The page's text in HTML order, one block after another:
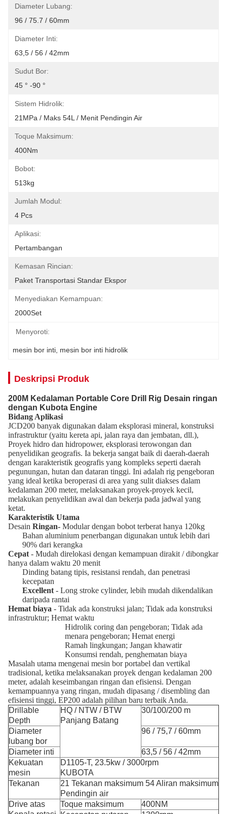
Diameter Lubang:
96 / 75.7 / 60mm
Diameter Inti:
63,5 / 56 / 42mm
Sudut Bor:
45 ° -90 °
Sistem Hidrolik:
21MPa / Maks 54L / Menit Pendingin Air
Toque Maksimum:
400Nm
Bobot:
513kg
Jumlah Modul:
4 Pcs
Aplikasi:
Pertambangan
Kemasan Rincian:
Paket Transportasi Standar Ekspor
Menyediakan Kemampuan:
2000Set
Menyoroti:
mesin bor inti mesin bor inti hidrolik
Deskripsi Produk
200M Kedalaman Portable Core Drill Rig Desain ringan
dengan Kubota Engine
Bidang Aplikasi
JCD200 banyak digunakan dalam eksplorasi mineral, konstruksi
infrastruktur (yaitu kereta api, jalan raya dan jembatan, dll.),
Proyek hidro dan hidropower, eksplorasi terowongan dan
penyelidikan geografis. Ia bekerja sangat baik di daerah-daerah
dengan karakteristik geografis yang kompleks seperti daerah
pegunungan, hutan dan dataran tinggi. Ini adalah rig pengeboran
yang ideal ketika beroperasi di area yang sulit diakses dalam
kedalaman 200 meter, melaksanakan proyek-proyek kecil,
melakukan penyelidikan awal dan bekerja pada jadwal yang
ketat.
Karakteristik Utama
Desain Ringan- Modular dengan bobot terberat hanya 120kg
Bahan aluminium penerbangan digunakan untuk lebih dari
90% dari kerangka
Cepat - Mudah direlokasi dengan kemampuan dirakit / dibongkar
hanya dalam waktu 20 menit
Dinding batang tipis, resistansi rendah, dan penetrasi
kecepatan
Excellent - Long stroke cylinder, lebih mudah dikendalikan
daripada rantai
Hemat biaya - Tidak ada konstruksi jalan; Tidak ada konstruksi
infrastruktur; Hemat waktu
Hidrolik coring dan pengeboran; Tidak ada
menara pengeboran; Hemat energi
Ramah lingkungan; Jangan khawatir
Konsumsi rendah, penghematan biaya
Masalah utama mengenai mesin bor portabel dan vertikal
tradisional, ketika melaksanakan proyek dengan kedalaman 200
meter, adalah keseimbangan ringan dan efisiensi. Dengan
kemampuannya yang ringan, mudah dipasang / disembling dan
efisiensi tinggi, EP200 adalah pilihan baru terbaik Anda.
Drillable
Depth
HQ / NTW / BTW
Panjang Batang
30/100/200 m
Diameter
lubang bor
96 / 75,7 / 60mm
Diameter inti
63,5 / 56 / 42mm
Kekuatan
mesin
D1105-T, 23.5kw / 3000rpm
KUBOTA
Tekanan
21 Tekanan maksimum 54 Aliran maksimum
Pendingin air
Drive atas
Toque maksimum
400NM